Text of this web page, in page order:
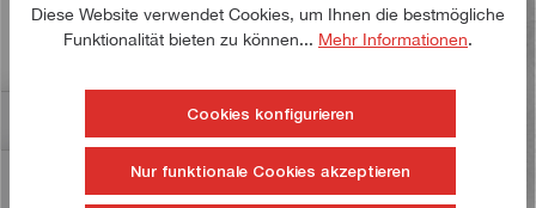
Der Drehling ist in der Form B (Vierkant) ausgeführt.
Durch seine gute Schleifbarkeit lässt er sich
5
Informationen zur Produktsicherheit
Diese Website verwendet Cookies, um Ihnen die bestmögliche
Funktionalität bieten zu können... Mehr Informationen.
Cookies konfigurieren
Nur funktionale Cookies akzeptieren